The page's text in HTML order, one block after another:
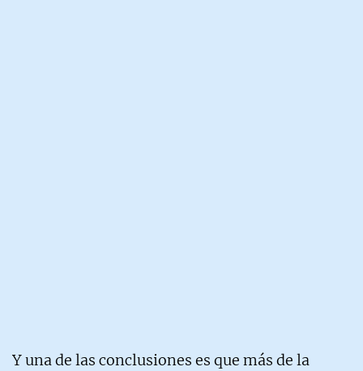
Y una de las conclusiones es que más de la